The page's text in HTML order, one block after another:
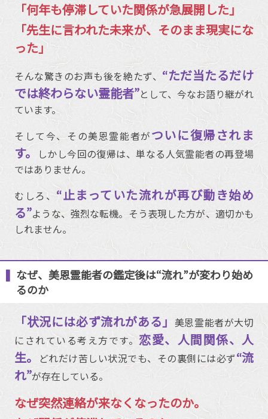
「何年も停滞していた関係が急展開した」
「先生に言われた未来が、そのまま現実にな
った」
そんな驚きのお声も後を絶たず、 “ただ当たるだけ
では終わらない霊能者”として、今なお語り継がれ
ています。
そして今、その美恩霊能者がついに復帰されま
す。
しかし今回の復帰は、単なる人気霊能者の再登場
ではありません。
むしろ、 “止まっていた流れが再び動き始め
る”ような、強烈な転機。そう表現した方が、適切かも
しれません。
なぜ、美恩霊能者の鑑定後は“流れ”が変わり始め
るのか
「状況には必ず流れがある」 美恩霊能者が大切
にされている考え方です。 恋愛、人間関係、人
生。
どれだけ苦しい状況でも、その裏側には必ず“流
れ”が存在している。
なぜ突然連絡が来なくなったのか。